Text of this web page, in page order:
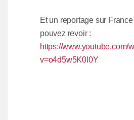
Et un reportage sur
pouvez revoir :
https://www.youtube.com/
v=o4d5w5K0l0Y